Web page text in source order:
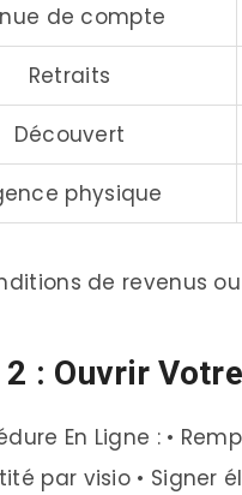
de compte
Retraits
Découvert
physique
de revenus
2 : Ouvrir
En Ligne : •
par visio • Signer